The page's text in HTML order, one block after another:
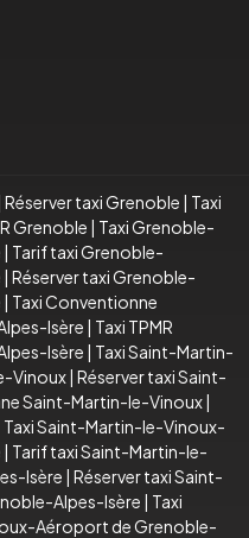
Réserver taxi Grenoble | Taxi
Grenoble | Taxi Grenoble-
| Tarif taxi Grenoble-
| Réserver taxi Grenoble-
| Taxi Conventionne
Isère | Taxi TPMR
Isère | Taxi Saint-Martin-
Vinoux| Réserver taxi Saint-
Saint-Martin-le-Vinoux|
Taxi Saint-Martin-le-Vinoux-
| Tarif taxi Saint-Martin-le-
Isère | Réserver taxi Saint-
Alpes-Isère | Taxi
Aéroport de Grenoble-